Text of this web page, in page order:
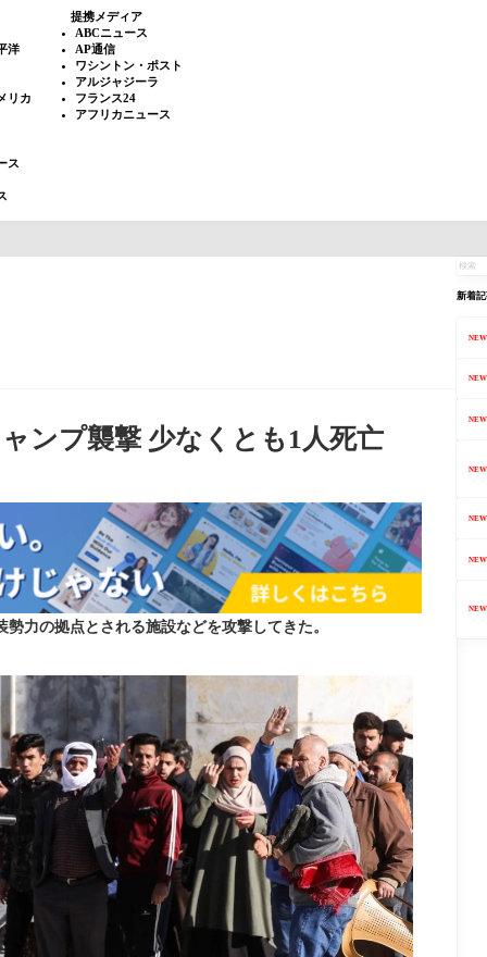
洋
リカ
ス
提携メディア
ABCニュース
AP通信
ワシントン・ポスト
アルジャジーラ
フランス24
アフリカニュース
ンプ襲撃 少なくとも1人死亡
力の拠点とされる施設などを攻撃してきた。
新着
NEW
NEW
NEW
NEW
NEW
NEW
NEW